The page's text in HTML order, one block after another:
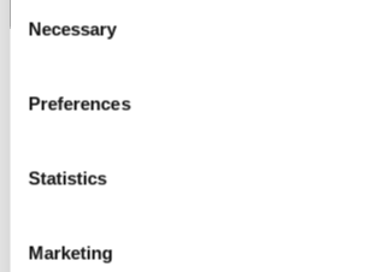
Selection
Necessary
Preferences
Statistics
Marketing
Protection acheteur
Retours gratuits
Remboursement si l'article est
conforme à la description